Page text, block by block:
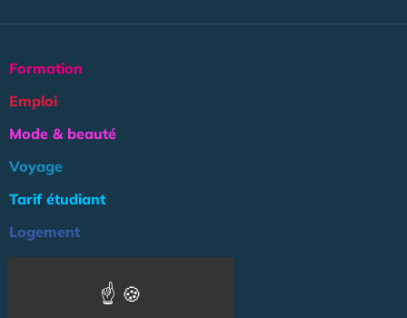
Formation
Emploi
Mode & beauté
Voyage
Tarif étudiant
Logement